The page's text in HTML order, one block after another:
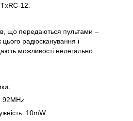
12.
що передаються пультами –
цього радіосканування і
можливості нелегально
10mW